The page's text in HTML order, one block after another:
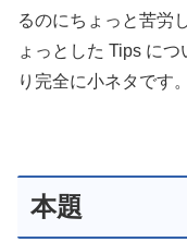
るのにちょっと苦労
ょっとした Tips に
り完全に小ネタです
本題